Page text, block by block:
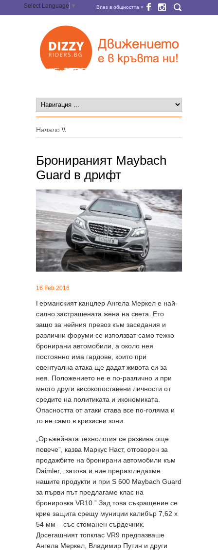
Select Language ▼ Влез в общността »
Начало \\
Бронираният Maybach
Guard в дрифт
16 Feb 2016
Германският канцлер Ангела Меркел е най-
силно застрашената жена на света. Ето
защо за нейния превоз към заседания и
различни форуми се използват само тежко
бронирани автомобили, а около нея
постоянно има гардове, които при
евентуална атака ще дадат живота си за
нея. Положението не е по-различно и при
много други високопоставени личности от
средите на политиката и икономиката.
Опасността от атаки става все по-голяма и
то не само в кризисни зони.
„Оръжейната технология се развива още
повече”, казва Маркус Наст, отговорен за
продажбите на бронирани автомобили към
Daimler, „затова и ние преразгледахме
нашите продукти и при S 600 Maybach Guard
за първи път предлагаме клас на
бронировка VR10.” Зад това съкращение се
крие защита срещу муниции калибър 7,62 х
54 мм – със стоманен сърдечник.
Досегашният топклас VR9 предпазваше
Ангела Меркел, Владимир Путин и други